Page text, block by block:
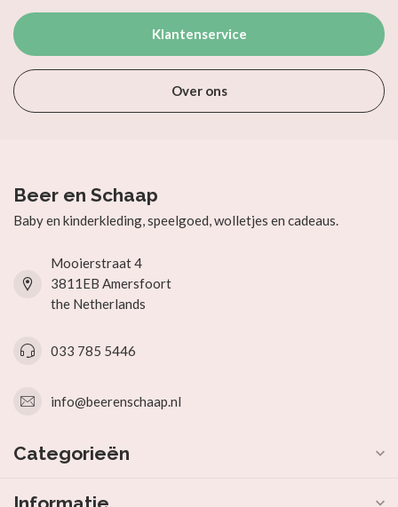
Klantenservice
Over ons
Beer en Schaap
Baby en kinderkleding, speelgoed, wolletjes en cadeaus.
Mooierstraat 4
3811EB Amersfoort
the Netherlands
033 785 5446
info@beerenschaap.nl
Categorieën